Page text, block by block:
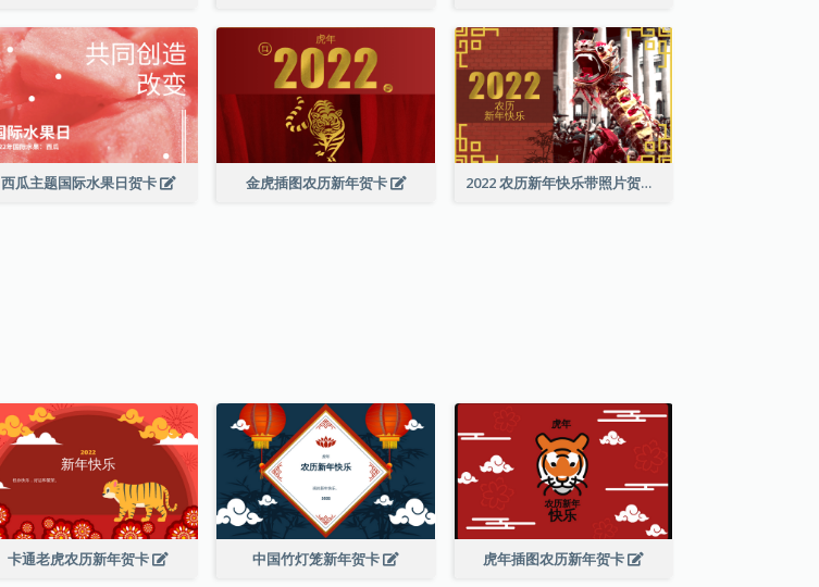
西瓜主题国际水果日贺卡 金虎插图农历新年贺卡 2022 农历新年快乐带照片贺卡
卡通老虎农历新年贺卡 中国竹灯笼新年贺卡 虎年插图农历新年贺卡